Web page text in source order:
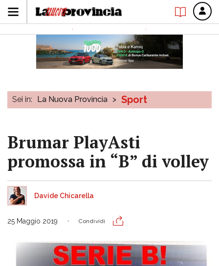
Sei in: La Nuova Provincia > Sport
Brumar PlayAsti
promossa in “B” di volley
Davide Chicarella
25 Maggio 2019 Condividi